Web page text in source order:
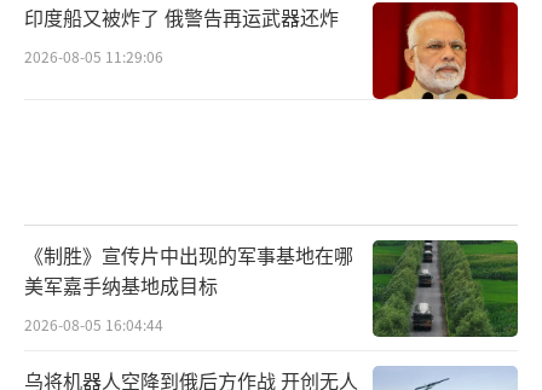
印度船又被炸了 俄警告再运武器还炸
2026-08-05 11:29:06
《制胜》宣传片中出现的军事基地在哪
美军嘉手纳基地成目标
2026-08-05 16:04:44
乌将机器人空降到俄后方作战 开创无人